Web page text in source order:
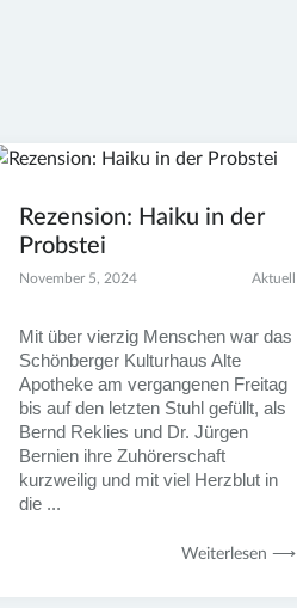
Rezension: Haiku in der
Probstei
November 5, 2024 Aktuell
Mit über vierzig Menschen war das
Schönberger Kulturhaus Alte
Apotheke am vergangenen Freitag
bis auf den letzten Stuhl gefüllt, als
Bernd Reklies und Dr. Jürgen
Bernien ihre Zuhörerschaft
kurzweilig und mit viel Herzblut in
die ...
Weiterlesen ⟶